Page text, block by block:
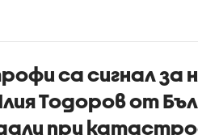
са сигнал за
Тодоров от
при